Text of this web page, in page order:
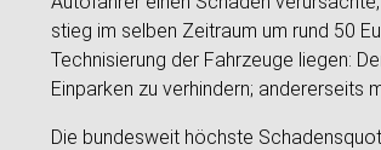
stieg im selben Zeitraum um rund 50
Technisierung der Fahrzeuge liegen:
Einparken zu verhindern; andererseits
Die bundesweit höchste